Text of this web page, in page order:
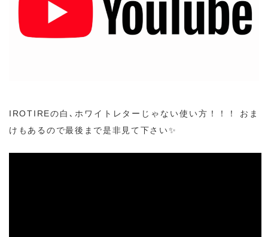
IROTIREの白､ホワイトレターじゃない使い方！！！
おま
けもあるので最後まで是非見て下さい✨